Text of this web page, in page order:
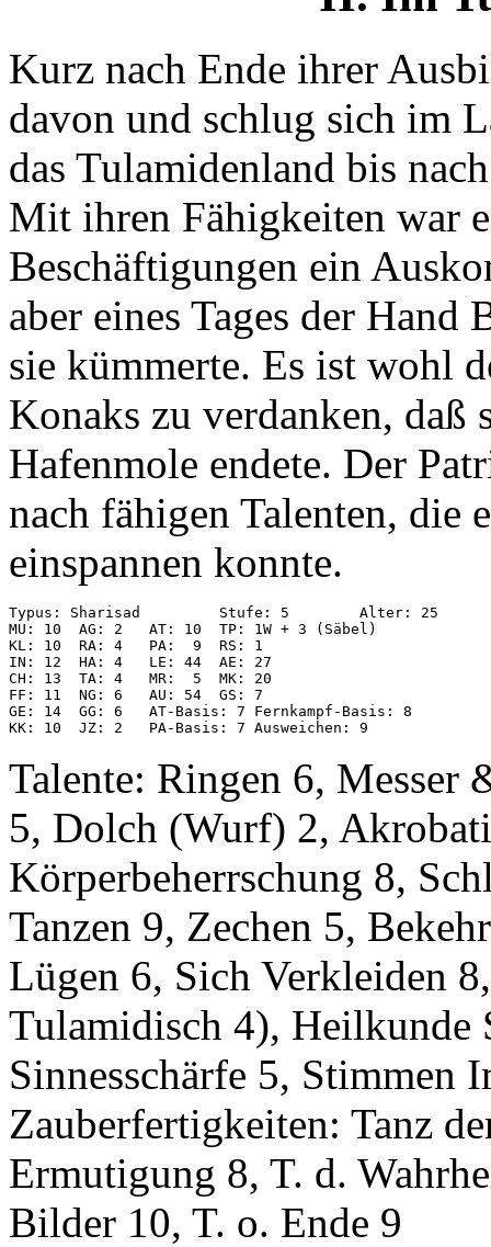
Kurz nach Ende ihrer
davon und schlug sich im
das Tulamidenland bis
Mit ihren Fähigkeiten war
Beschäftigungen ein
aber eines Tages der
sie kümmerte. Es ist wohl
Konaks zu verdanken, daß
Hafenmole endete. Der
nach fähigen Talenten, die
einspannen konnte.
Typus: Sharisad         Stufe: 5        Alter: 25
MU: 10  AG: 2   AT: 10  TP: 1W + 3 (Säbel)
KL: 10  RA: 4   PA:  9  RS: 1
IN: 12  HA: 4   LE: 44  AE: 27
CH: 13  TA: 4   MR:  5  MK: 20
FF: 11  NG: 6   AU: 54  GS: 7
GE: 14  GG: 6   AT-Basis: 7 Fernkampf-Basis: 8
KK: 10  JZ: 2   PA-Basis: 7 Ausweichen: 9
Talente: Ringen 6, Messer
5, Dolch (Wurf) 2,
Körperbeherrschung 8,
Tanzen 9, Zechen 5,
Lügen 6, Sich Verkleiden
Tulamidisch 4), Heilkunde
Sinnesschärfe 5, Stimmen
Zauberfertigkeiten: Tanz
Ermutigung 8, T. d.
Bilder 10, T. o. Ende 9